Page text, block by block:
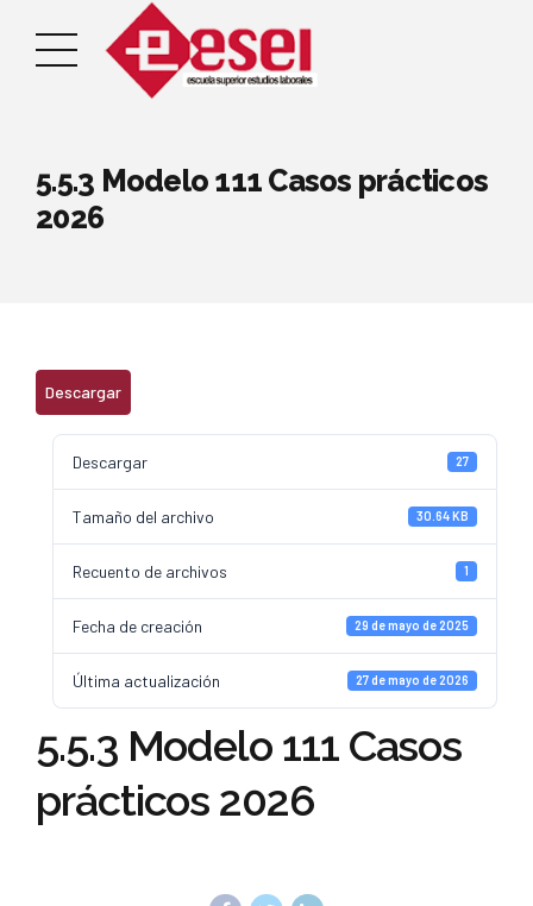
5.5.3 Modelo 111 Casos prácticos
2026
Descargar
Descargar 27
Tamaño del archivo 30.64 KB
Recuento de archivos 1
Fecha de creación 29 de mayo de 2025
Última actualización 27 de mayo de 2026
5.5.3 Modelo 111 Casos
prácticos 2026